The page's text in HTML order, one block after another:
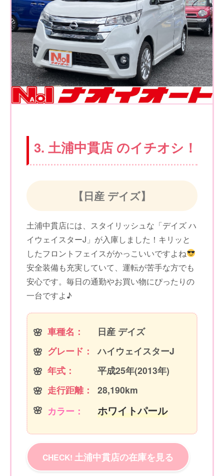
3. 土浦中貫店 のイチオシ！
【日産 デイズ】
土浦中貫店には、スタイリッシュな「デイズ ハ
イウェイスターJ」が入庫しました！キリッと
したフロントフェイスがかっこいいですよね
安全装備も充実していて、運転が苦手な方でも
安心です。毎日の通勤やお買い物にぴったりの
一台ですよ♪
車種名：
日産 デイズ
グレード：
ハイウェイスターJ
年式：
平成25年(2013年)
走行距離：
28,190km
カラー：
ホワイトパール
土浦中貫店の在庫を見る